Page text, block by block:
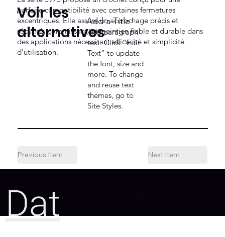
parfaite compatibilité avec certaines fermetures
excentriques. Elle assure un accrochage précis et
sécurisé, garantissant un maintien fiable et durable dans
des applications nécessitant efficacité et simplicité
d’utilisation.
Voir les
alternativesAdd paragraph
text. Click “Edit
Text” to update
the font, size and
more. To change
and reuse text
themes, go to
Site Styles.
Add a Title
Previous Item Next Item
Dat